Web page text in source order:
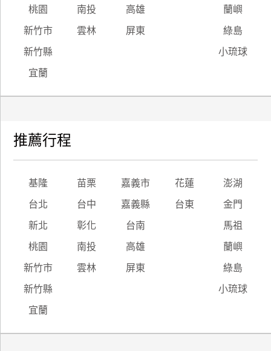
桃園 南投 高雄 蘭嶼
新竹市 雲林 屏東 綠島
新竹縣 小琉球
宜蘭
推薦行程
基隆 苗栗 嘉義市 花蓮 澎湖
台北 台中 嘉義縣 台東 金門
新北 彰化 台南 馬祖
桃園 南投 高雄 蘭嶼
新竹市 雲林 屏東 綠島
新竹縣 小琉球
宜蘭